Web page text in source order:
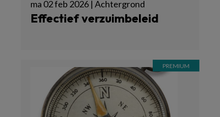
ma 02 feb 2026 | Achtergrond
Effectief verzuimbeleid